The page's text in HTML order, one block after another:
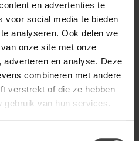
en advertenties te
voor social media te bieden
analyseren. Ook delen we
onze site met onze
en analyse. Deze
combineren met andere
verstrekt of die ze hebben
gebruik van hun services.